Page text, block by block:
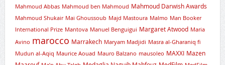
Mahmoud Abbas Mahmoud ben Mahmoud Mahmoud Darwish Awards
Mahmoud Shukair Mai Ghoussoub Majd Mastoura Malmo Man Booker
International Prize Mantova Manuel Benguigui Margaret Atwood Maria
Avino marocco Marrakech Maryam Madjidi Masra al-Gharaniq fi
Mudun al-Aqiq Maurice Aouad Mauro Balzano mausoleo MAXXI Mazen